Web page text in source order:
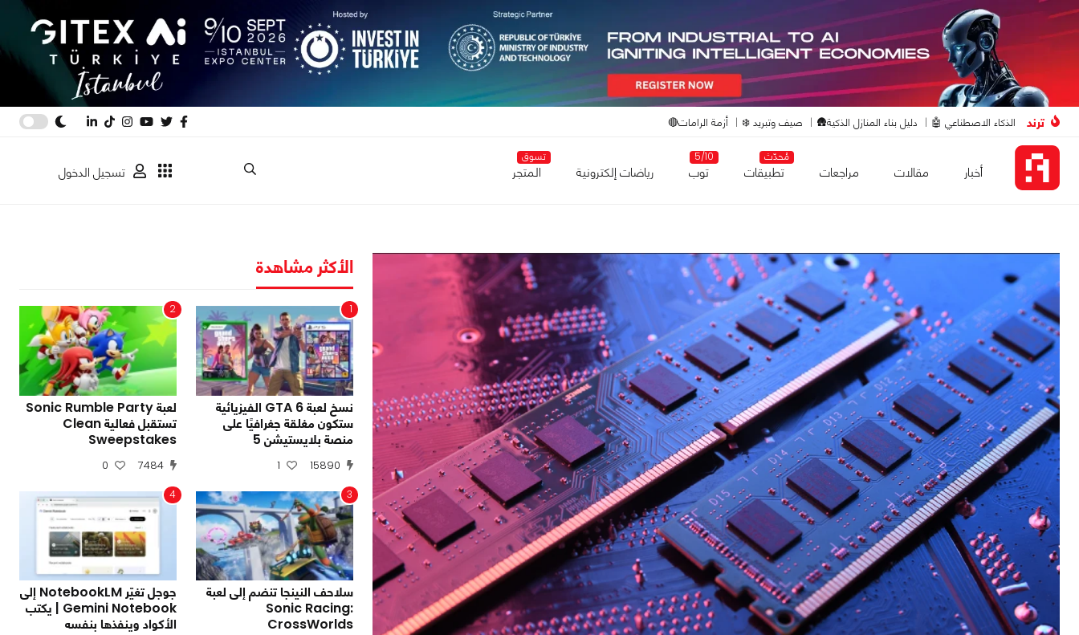
ترند الذكاء الاصطناعي 🤖 دليل بناء المنازل الذكية🛖 صيف وتبريد ❄️ أزمة الرامات🔴
أخبار مقالات مراجعات
مُحدّث
تطبيقات
5/10
توب رياضات إلكترونية
تسوق
المتجر تسجيل الدخول
الأكثر مشاهدة
1
نسخ لعبة GTA 6 الفيزيائية
ستكون مغلقة جغرافيًا على
منصة بلايستيشن 5
15890
1
2
لعبة Sonic Rumble Party
تستقبل فعالية Clean
Sweepstakes
7484
0
3
سلاحف النينجا تنضم إلى لعبة
Sonic Racing:
CrossWorlds
4
جوجل تغيّر NotebookLM إلى
Gemini Notebook | يكتب
الأكواد وينفذها بنفسه